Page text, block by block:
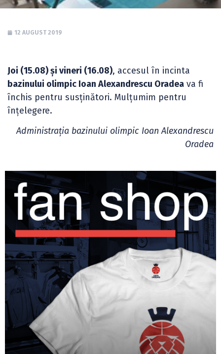
12 AUGUST 2019
Joi (15.08) și vineri (16.08), accesul în incinta
bazinului olimpic Ioan Alexandrescu Oradea va fi
închis pentru susținători. Mulțumim pentru
înțelegere.
Administrația bazinului olimpic Ioan Alexandrescu
Oradea